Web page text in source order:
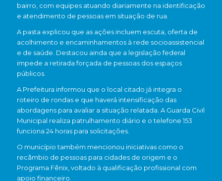
bairro, com equipes atuando diariamente na identificação
e atendimento de pessoas em situação de rua.
A pasta explicou que as ações incluem escuta, oferta de
acolhimento e encaminhamentos à rede socioassistencial
e de saúde. Destacou ainda que a legislação federal
impede a retirada forçada de pessoas dos espaços
públicos.
A Prefeitura informou que o local citado já integra o
roteiro de rondas e que haverá intensificação das
abordagens para avaliar a situação relatada. A Guarda Civil
Municipal realiza patrulhamento diário e o telefone 153
funciona 24 horas para solicitações.
O município também mencionou iniciativas como o
recâmbio de pessoas para cidades de origem e o
Programa Fênix, voltado à qualificação profissional com
apoio financeiro.